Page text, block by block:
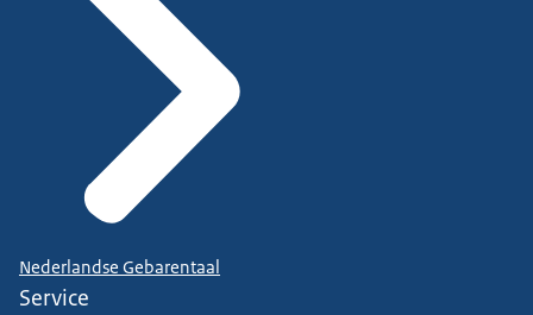
Nederlandse Gebarentaal
Service